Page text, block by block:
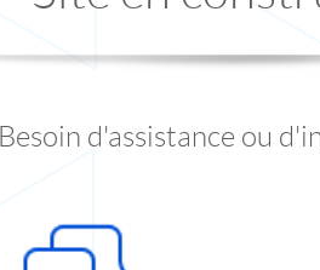
Besoin d'assistance ou